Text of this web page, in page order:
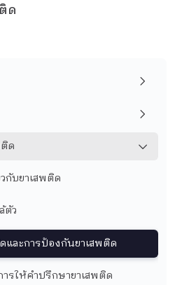
ด
ด
กับยาเสพติด
ตัว
และการป้องกันยาเสพติด
รให้คำปรึกษายาเสพติด